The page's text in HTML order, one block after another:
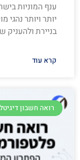
ענף המוניות
יותר ויותר
בניירת ולהעניק
קרא עוד
רואה חשבון